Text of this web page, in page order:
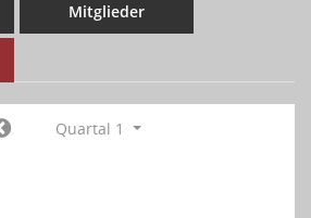
Mitglieder
Quartal 1